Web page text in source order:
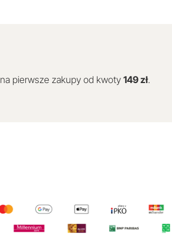
na pierwsze zakupy od kwoty 149 zł.